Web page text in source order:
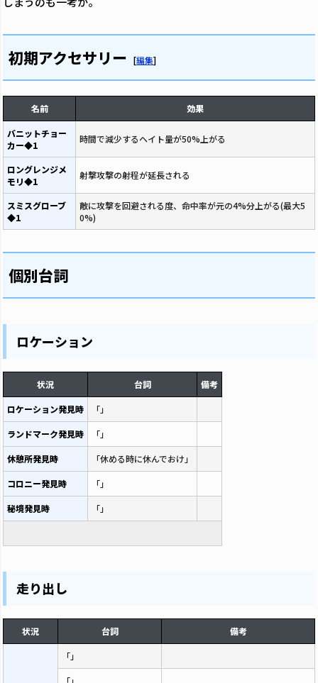
初期アクセサリー [編集]
名前 効果
バニットチョー
カー◆1
時間で減少するヘイト量が50%上がる
ロングレンジメ
モリ◆1
射撃攻撃の射程が延長される
スミスグローブ
◆1
敵に攻撃を回避される度、命中率が元の4%分上がる(最大5
0%)
個別台詞
ロケーション
状況 台詞 備考
ロケーション発見時 「」
ランドマーク発見時 「」
休憩所発見時 「休める時に休んでおけ」
コロニー発見時 「」
秘境発見時 「」
走り出し
状況 台詞 備考
「」